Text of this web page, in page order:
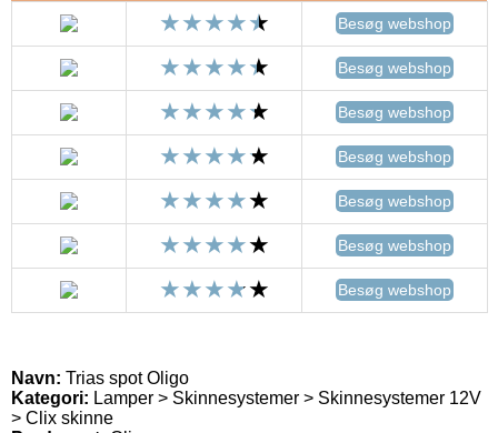
Besøg webshop
Besøg webshop
Besøg webshop
Besøg webshop
Besøg webshop
Besøg webshop
Besøg webshop
Navn: Trias spot Oligo
Kategori: Lamper > Skinnesystemer > Skinnesystemer 12V
> Clix skinne